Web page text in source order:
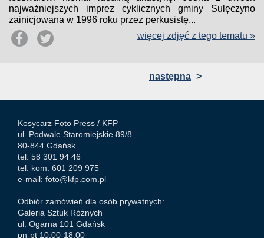
najważniejszych imprez cyklicznych gminy Sulęczyno
zainicjowana w 1996 roku przez perkusistę...
więcej zdjęć z tego tematu »
następna >
Kosycarz Foto Press / KFP
ul. Podwale Staromiejskie 89/8
80-844 Gdańsk
tel. 58 301 94 46
tel. kom. 601 209 975
e-mail: foto@kfp.com.pl
Odbiór zamówień dla osób prywatnych:
Galeria Sztuk Różnych
ul. Ogarna 101 Gdańsk
pn-pt 10:00-18:00